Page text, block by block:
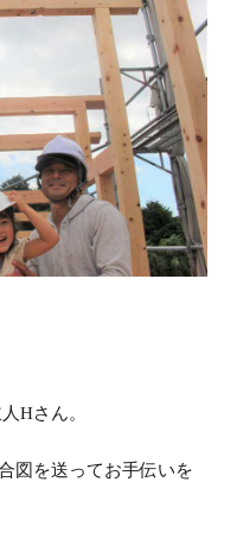
Hさん。
図を送ってお手伝いを